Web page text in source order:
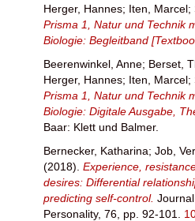
Herger, Hannes; Iten, Marcel;
Prisma 1, Natur und Technik
Biologie: Begleitband
Beerenwinkel, Anne; Berset,
Herger, Hannes; Iten, Marcel;
Prisma 1, Natur und Technik
Biologie: Digitale Ausgabe,
Baar: Klett und Balmer.
Bernecker, Katharina; Job,
(2018). Experience,
desires: Differential
predicting self-control.
Personality, 76, pp. 92-101.